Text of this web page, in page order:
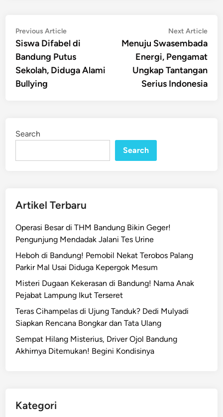
Post
navigation
Previous ArticlePrevious
article:
Siswa Difabel di
Bandung Putus
Sekolah, Diduga Alami
Bullying
Next Article
Menuju Swasembada
Energi, Pengamat
Ungkap Tantangan
Serius Indonesia
Search
Search
Artikel Terbaru
Operasi Besar di THM Bandung Bikin Geger!
Pengunjung Mendadak Jalani Tes Urine
Heboh di Bandung! Pemobil Nekat Terobos Palang
Parkir Mal Usai Diduga Kepergok Mesum
Misteri Dugaan Kekerasan di Bandung! Nama Anak
Pejabat Lampung Ikut Terseret
Teras Cihampelas di Ujung Tanduk? Dedi Mulyadi
Siapkan Rencana Bongkar dan Tata Ulang
Sempat Hilang Misterius, Driver Ojol Bandung
Akhirnya Ditemukan! Begini Kondisinya
Kategori